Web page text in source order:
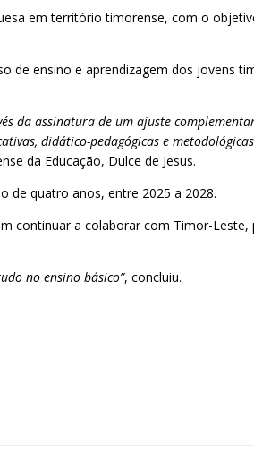
em território timorense, com o
de ensino e aprendizagem dos jovens
da assinatura de um ajuste
didático-pedagógicas e
da Educação, Dulce de Jesus.
de quatro anos, entre 2025 a 2028.
continuar a colaborar com Timor-
no ensino básico”, concluiu.